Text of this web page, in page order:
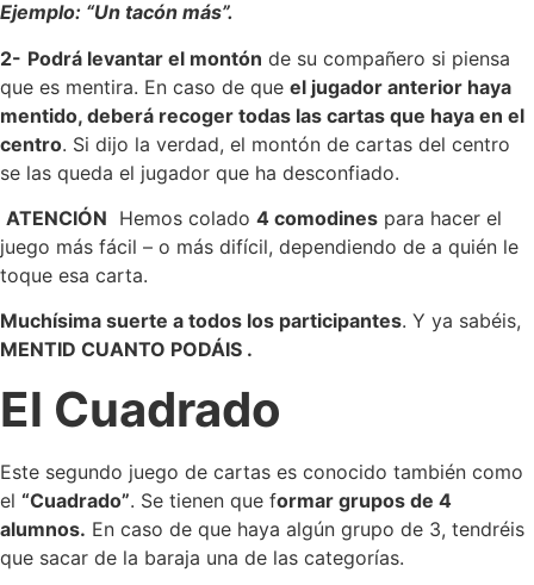
Ejemplo: “Un tacón más”.
2- Podrá levantar el montón de su compañero si piensa
que es mentira. En caso de que el jugador anterior haya
mentido, deberá recoger todas las cartas que haya en el
centro. Si dijo la verdad, el montón de cartas del centro
se las queda el jugador que ha desconfiado.
ATENCIÓN Hemos colado 4 comodines para hacer el
juego más fácil – o más difícil, dependiendo de a quién le
toque esa carta.
Muchísima suerte a todos los participantes. Y ya sabéis,
MENTID CUANTO PODÁIS .
El Cuadrado
Este segundo juego de cartas es conocido también como
el “Cuadrado”. Se tienen que formar grupos de 4
alumnos. En caso de que haya algún grupo de 3, tendréis
que sacar de la baraja una de las categorías.